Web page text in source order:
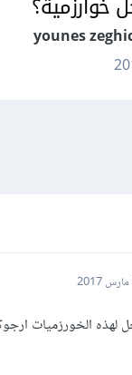
لهذه الخورزميات